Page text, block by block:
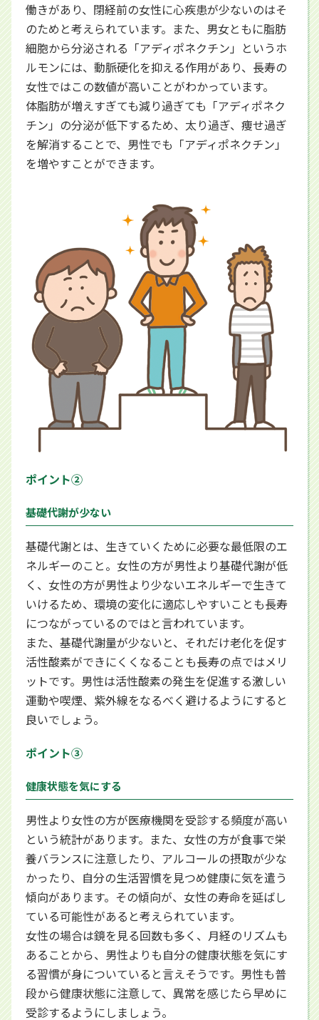
働きがあり、閉経前の女性に心疾患が少ないのはそ
のためと考えられています。また、男女ともに脂肪
細胞から分泌される「アディポネクチン」というホ
ルモンには、動脈硬化を抑える作用があり、長寿の
女性ではこの数値が高いことがわかっています。
体脂肪が増えすぎても減り過ぎても「アディポネク
チン」の分泌が低下するため、太り過ぎ、痩せ過ぎ
を解消することで、男性でも「アディポネクチン」
を増やすことができます。
ポイント②
基礎代謝が少ない
基礎代謝とは、生きていくために必要な最低限のエ
ネルギーのこと。女性の方が男性より基礎代謝が低
く、女性の方が男性より少ないエネルギーで生きて
いけるため、環境の変化に適応しやすいことも長寿
につながっているのではと言われています。
また、基礎代謝量が少ないと、それだけ老化を促す
活性酸素ができにくくなることも長寿の点ではメリ
ットです。男性は活性酸素の発生を促進する激しい
運動や喫煙、紫外線をなるべく避けるようにすると
良いでしょう。
ポイント③
健康状態を気にする
男性より女性の方が医療機関を受診する頻度が高い
という統計があります。また、女性の方が食事で栄
養バランスに注意したり、アルコールの摂取が少な
かったり、自分の生活習慣を見つめ健康に気を遣う
傾向があります。その傾向が、女性の寿命を延ばし
ている可能性があると考えられています。
女性の場合は鏡を見る回数も多く、月経のリズムも
あることから、男性よりも自分の健康状態を気にす
る習慣が身についていると言えそうです。男性も普
段から健康状態に注意して、異常を感じたら早めに
受診するようにしましょう。